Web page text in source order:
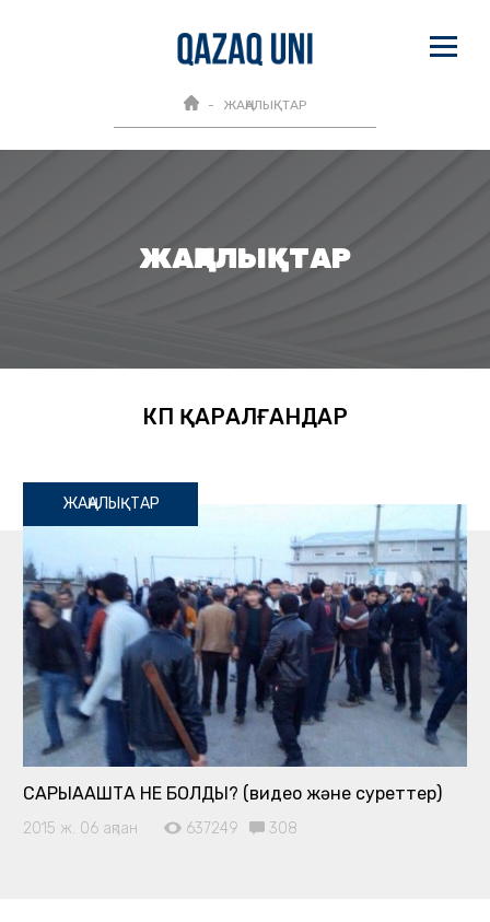
ЖАҢАЛЫҚТАР
ЖАҢАЛЫҚТАР
КӨП ҚАРАЛҒАНДАР
ЖАҢАЛЫҚТАР
САРЫАҒАШТА НЕ БОЛДЫ? (видео және суреттер)
2015 ж. 06 ақпан 637249 308